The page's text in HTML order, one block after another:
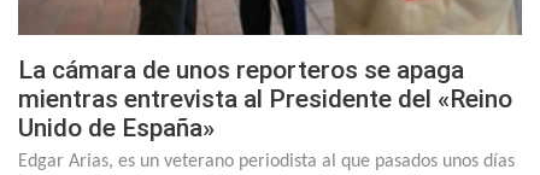
La cámara de unos reporteros se apaga
mientras entrevista al Presidente del «Reino
Unido de España»
Edgar Arias, es un veterano periodista al que pasados unos días